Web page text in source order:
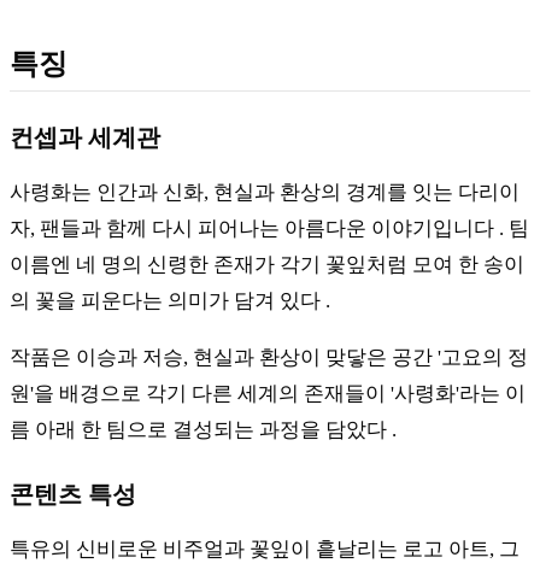
특징
컨셉과 세계관
사령화는 인간과 신화, 현실과 환상의 경계를 잇는 다리이
자, 팬들과 함께 다시 피어나는 아름다운 이야기입니다 . 팀
이름엔 네 명의 신령한 존재가 각기 꽃잎처럼 모여 한 송이
의 꽃을 피운다는 의미가 담겨 있다 .
작품은 이승과 저승, 현실과 환상이 맞닿은 공간 '고요의 정
원'을 배경으로 각기 다른 세계의 존재들이 '사령화'라는 이
름 아래 한 팀으로 결성되는 과정을 담았다 .
콘텐츠 특성
특유의 신비로운 비주얼과 꽃잎이 흩날리는 로고 아트, 그